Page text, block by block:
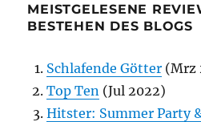
MEISTGELESENE
BESTEHEN DES BLOGS
Schlafende Götter (Mrz
Top Ten (Jul 2022)
Hitster: Summer Party